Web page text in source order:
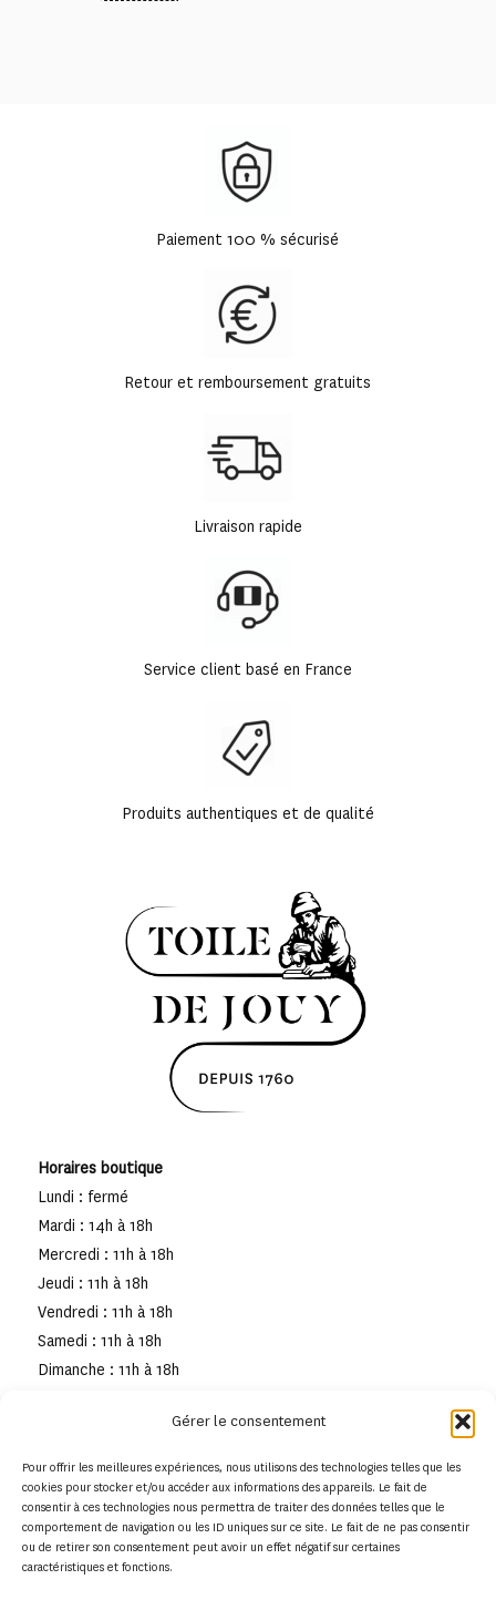
Gérer le consentement
Pour offrir les meilleures expériences, nous utilisons des technologies telles que les
cookies pour stocker et/ou accéder aux informations des appareils. Le fait de
consentir à ces technologies nous permettra de traiter des données telles que le
comportement de navigation ou les ID uniques sur ce site. Le fait de ne pas consentir
ou de retirer son consentement peut avoir un effet négatif sur certaines
caractéristiques et fonctions.
Paiement 100 % sécurisé
Retour et remboursement gratuits
Livraison rapide
Service client basé en France
Produits authentiques et de qualité
Horaires boutique
Lundi : fermé
Mardi : 14h à 18h
Mercredi : 11h à 18h
Jeudi : 11h à 18h
Vendredi : 11h à 18h
Samedi : 11h à 18h
Dimanche : 11h à 18h